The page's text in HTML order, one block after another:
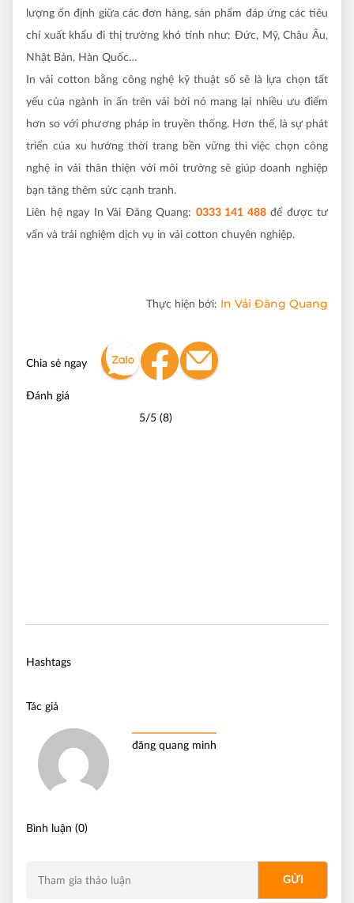
lượng ổn định giữa các đơn hàng, sản phẩm đáp ứng các tiêu
chí xuất khẩu đi thị trường khó tính như: Đức, Mỹ, Châu Âu,
Nhật Bản, Hàn Quốc…
In vải cotton bằng công nghệ kỹ thuật số sẽ là lựa chọn tất
yếu của ngành in ấn trên vải bởi nó mang lại nhiều ưu điểm
hơn so với phương pháp in truyền thống. Hơn thế, là sự phát
triển của xu hướng thời trang bền vững thì việc chọn công
nghệ in vải thân thiện với môi trường sẽ giúp doanh nghiệp
bạn tăng thêm sức cạnh tranh.
Liên hệ ngay In Vải Đăng Quang: 0333 141 488để được tư
vấn và trải nghiệm dịch vụ in vải cotton chuyên nghiệp.
Thực hiện bởi: In Vải Đăng Quang
Chia sẻ ngay
Đánh giá
5/5 (8)
Hashtags
Tác giả
đăng quang minh
Bình luận (0)